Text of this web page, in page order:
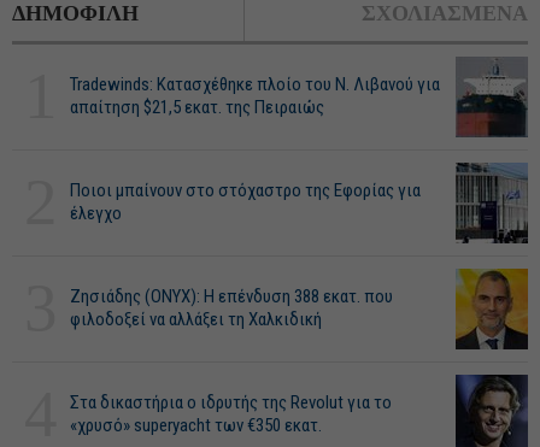
ΔΗΜΟΦΙΛΗ ΣΧΟΛΙΑΣΜΕΝΑ
Tradewinds: Κατασχέθηκε πλοίο του Ν. Λιβανού για
απαίτηση $21,5 εκατ. της Πειραιώς
Ποιοι μπαίνουν στο στόχαστρο της Εφορίας για
έλεγχο
Ζησιάδης (ONYX): Η επένδυση 388 εκατ. που
φιλοδοξεί να αλλάξει τη Χαλκιδική
Στα δικαστήρια ο ιδρυτής της Revolut για το
«χρυσό» superyacht των €350 εκατ.